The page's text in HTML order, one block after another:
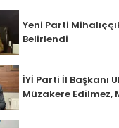
Yeni Parti
Belirlendi
İYİ Parti İl Başkanı
Müzakere Edilmez,